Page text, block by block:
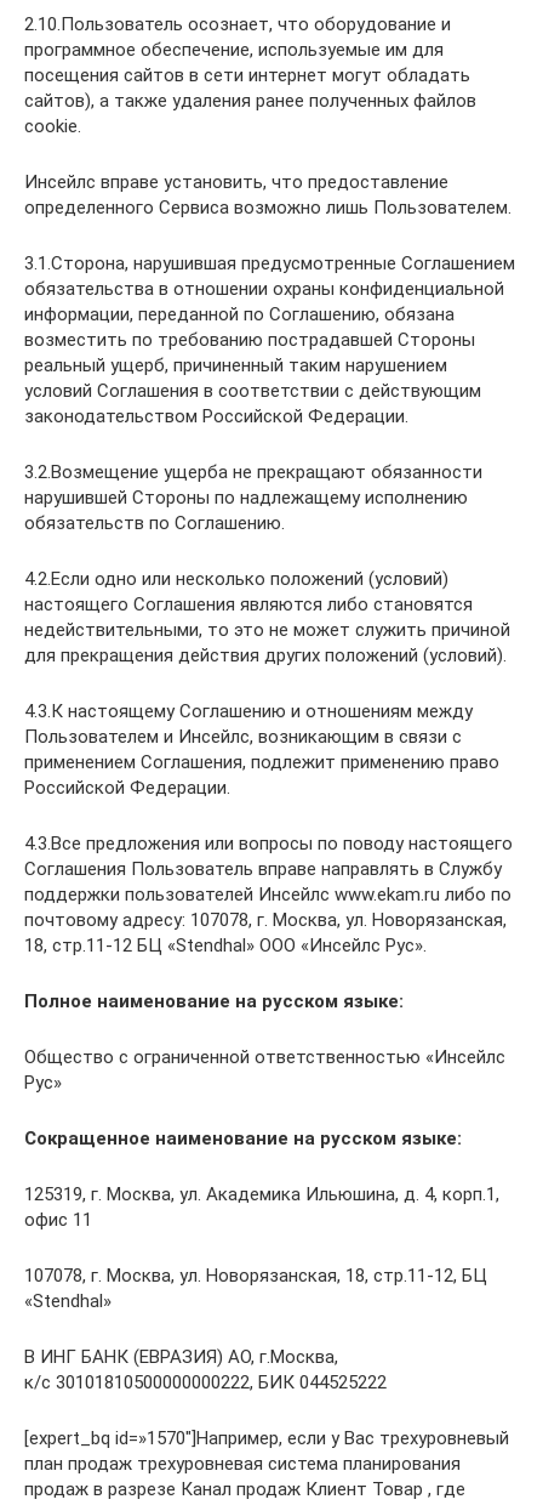
2.10.Пользователь осознает, что оборудование и
программное обеспечение, используемые им для
посещения сайтов в сети интернет могут обладать
сайтов), а также удаления ранее полученных файлов
cookie.
Инсейлс вправе установить, что предоставление
определенного Сервиса возможно лишь Пользователем.
3.1.Сторона, нарушившая предусмотренные Соглашением
обязательства в отношении охраны конфиденциальной
информации, переданной по Соглашению, обязана
возместить по требованию пострадавшей Стороны
реальный ущерб, причиненный таким нарушением
условий Соглашения в соответствии с действующим
законодательством Российской Федерации.
3.2.Возмещение ущерба не прекращают обязанности
нарушившей Стороны по надлежащему исполнению
обязательств по Соглашению.
4.2.Если одно или несколько положений (условий)
настоящего Соглашения являются либо становятся
недействительными, то это не может служить причиной
для прекращения действия других положений (условий).
4.3.К настоящему Соглашению и отношениям между
Пользователем и Инсейлс, возникающим в связи с
применением Соглашения, подлежит применению право
Российской Федерации.
4.3.Все предложения или вопросы по поводу настоящего
Соглашения Пользователь вправе направлять в Службу
поддержки пользователей Инсейлс www.ekam.ru либо по
почтовому адресу: 107078, г. Москва, ул. Новорязанская,
18, стр.11-12 БЦ «Stendhal» ООО «Инсейлс Рус».
Полное наименование на русском языке:
Общество с ограниченной ответственностью «Инсейлс
Рус»
Сокращенное наименование на русском языке:
125319, г. Москва, ул. Академика Ильюшина, д. 4, корп.1,
офис 11
107078, г. Москва, ул. Новорязанская, 18, стр.11-12, БЦ
«Stendhal»
В ИНГ БАНК (ЕВРАЗИЯ) АО, г.Москва,
к/с 30101810500000000222, БИК 044525222
[expert_bq id=»1570″]Например, если у Вас трехуровневый
план продаж трехуровневая система планирования
продаж в разрезе Канал продаж Клиент Товар , где